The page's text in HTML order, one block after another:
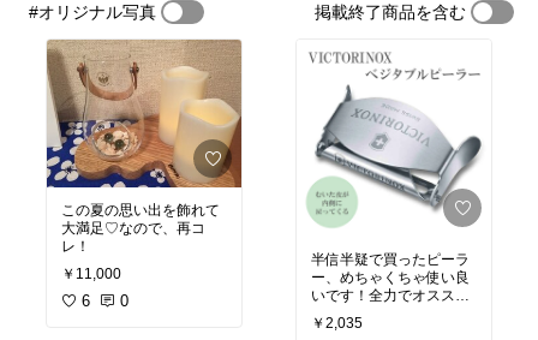
#オリジナル写真 掲載終了商品を含む
この夏の思い出を飾れて
大満足♡なので、再コ
レ！
￥11,000
6 0
半信半疑で買ったピーラ
ー、めちゃくちゃ使い良
いです！全力でオススメ
します(*´∀｀)ﾉ
￥2,035